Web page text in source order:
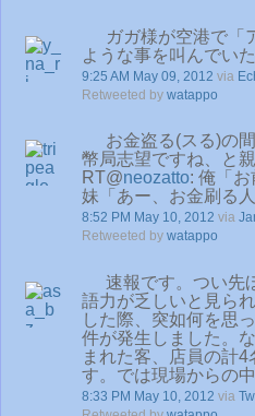
ガガ様が空港で「
ような事を叫んでい
9:25 AM May 09, 2012 via
Retweeted by watappo
お金盗る(スる)の
幣局志望ですね、と
RT@neozatto: 俺「お
妹「あー、お金刷る人
8:52 PM May 10, 2012 via
Retweeted by watappo
速報です。つい先
語力が乏しいと見ら
した際、突如何を思
件が発生しました。
まれた客、店員の計
す。では現場からの中
8:33 PM May 10, 2012 via